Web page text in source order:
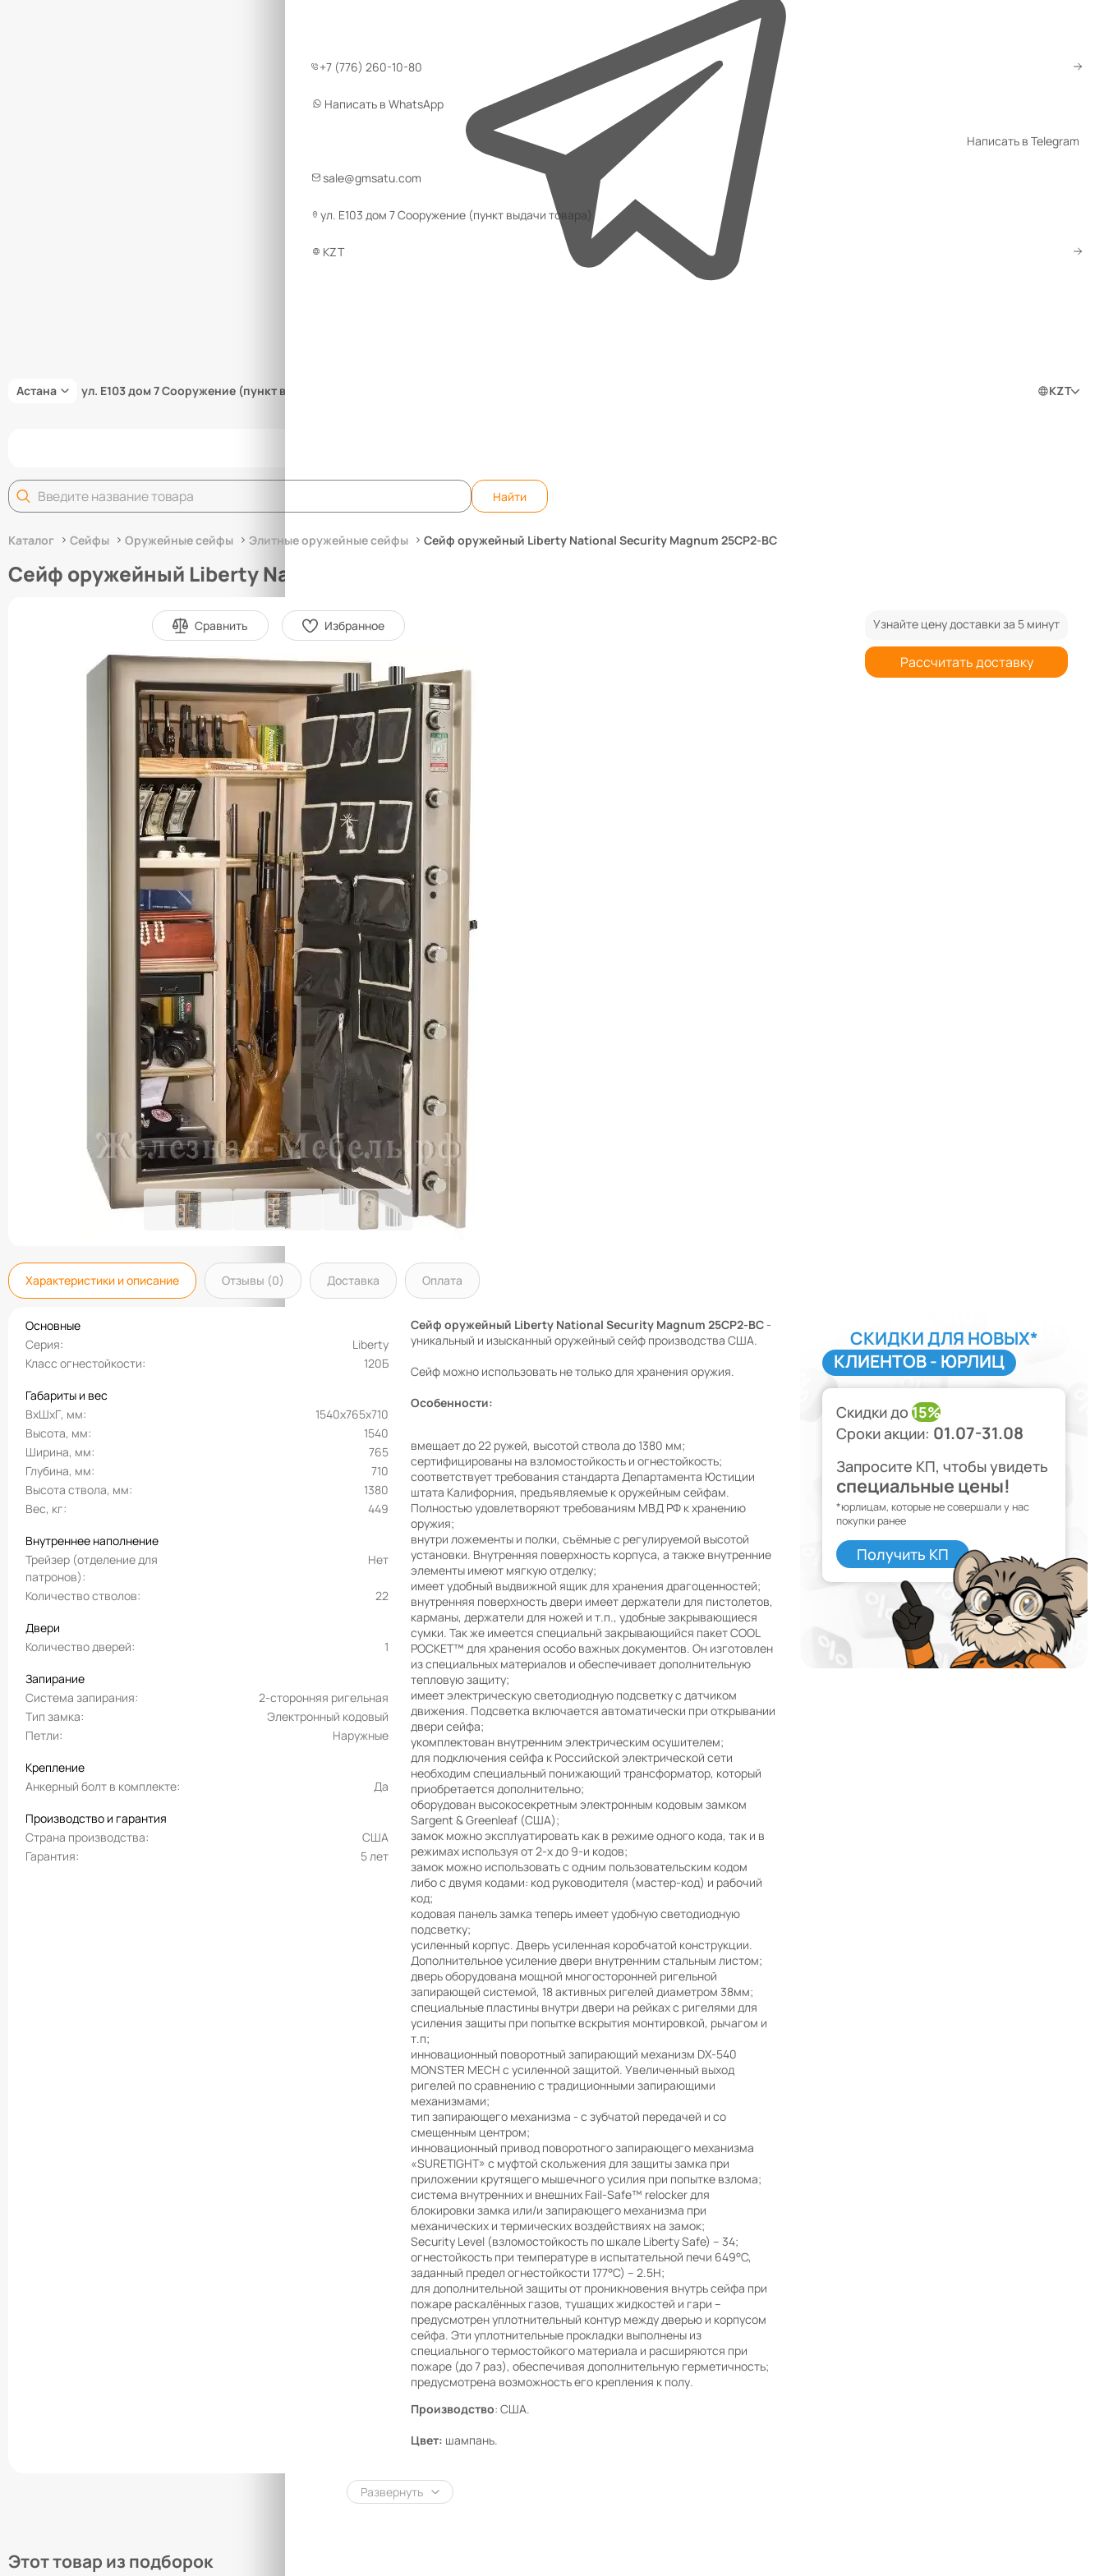
+7 (776) 260-10-80
Написать в WhatsApp
Написать в Telegram
sale@gmsatu.com
ул. Е103 дом 7 Сооружение (пункт выдачи товара)
KZT
Астана ул. Е103 дом 7 Сооружение (пункт выдачи товара) KZT
Найти
Каталог Сейфы Оружейные сейфы Элитные оружейные сейфы Сейф оружейный Liberty National Security Magnum 25CP2-BC
Сейф оружейный Liberty National Security Magnum 25CP2-BC
Сравнить Избранное Узнайте цену доставки за 5 минут
Рассчитать доставку
Характеристики и описание Отзывы (0) Доставка Оплата
Основные
Серия
Liberty
Класс огнестойкости
120Б
Габариты и вес
ВхШхГ, мм
1540х765х710
Высота, мм
1540
Ширина, мм
765
Глубина, мм
710
Высота ствола, мм
1380
Вес, кг
449
Внутреннее наполнение
Трейзер (отделение для
патронов)
Нет
Количество стволов 22
Двери
Количество дверей
1
Запирание
Система запирания
2-сторонняя ригельная
Тип замка
Электронный кодовый
Петли
Наружные
Крепление
Анкерный болт в комплекте
Да
Производство и гарантия
Страна производства
США
Гарантия
5 лет
Cейф оружейный Liberty National Security Magnum 25CP2-BC -
уникальный и изысканный оружейный сейф производства США.
Сейф можно использовать не только для хранения оружия.
Особенности:
вмещает до 22 ружей, высотой ствола до 1380 мм;
сертифицированы на взломостойкость и огнестойкость;
соответствует требования стандарта Департамента Юстиции
штата Калифорния, предъявляемые к оружейным сейфам.
Полностью удовлетворяют требованиям МВД РФ к хранению
оружия;
внутри ложементы и полки, съёмные с регулируемой высотой
установки. Внутренняя поверхность корпуса, а также внутренние
элементы имеют мягкую отделку;
имеет удобный выдвижной ящик для хранения драгоценностей;
внутренняя поверхность двери имеет держатели для пистолетов,
карманы, держатели для ножей и т.п., удобные закрывающиеся
сумки. Так же имеется специальнй закрывающийся пакет COOL
POCKET™ для хранения особо важных документов. Он изготовлен
из специальных материалов и обеспечивает дополнительную
тепловую защиту;
имеет электрическую светодиодную подсветку с датчиком
движения. Подсветка включается автоматически при открывании
двери сейфа;
укомплектован внутренним электрическим осушителем;
для подключения сейфа к Российской электрической сети
необходим специальный понижающий трансформатор, который
приобретается дополнительно;
оборудован высокосекретным электронным кодовым замком
Sargent & Greenleaf (США);
замок можно эксплуатировать как в режиме одного кода, так и в
режимах используя от 2-х до 9-и кодов;
замок можно использовать с одним пользовательским кодом
либо с двумя кодами: код руководителя (мастер-код) и рабочий
код;
кодовая панель замка теперь имеет удобную светодиодную
подсветку;
усиленный корпус. Дверь усиленная коробчатой конструкции.
Дополнительное усиление двери внутренним стальным листом;
дверь оборудована мощной многосторонней ригельной
запирающей системой, 18 активных ригелей диаметром 38мм;
специальные пластины внутри двери на рейках с ригелями для
усиления защиты при попытке вскрытия монтировкой, рычагом и
т.п;
инновационный поворотный запирающий механизм DX-540
MONSTER MECH с усиленной защитой. Увеличенный выход
ригелей по сравнению с традиционными запирающими
механизмами;
тип запирающего механизма - с зубчатой передачей и со
смещенным центром;
инновационный привод поворотного запирающего механизма
«SURETIGHT» с муфтой скольжения для защиты замка при
приложении крутящего мышечного усилия при попытке взлома;
система внутренних и внешних Fail-Safe™ relocker для
блокировки замка или/и запирающего механизма при
механических и термических воздействиях на замок;
Security Level (взломостойкость по шкале Liberty Safe) – 34;
огнестойкость при температуре в испытательной печи 649°C,
заданный предел огнестойкости 177°C) – 2.5H;
для дополнительной защиты от проникновения внутрь сейфа при
пожаре раскалённых газов, тушащих жидкостей и гари –
предусмотрен уплотнительный контур между дверью и корпусом
сейфа. Эти уплотнительные прокладки выполнены из
специального термостойкого материала и расширяются при
пожаре (до 7 раз), обеспечивая дополнительную герметичность;
предусмотрена возможность его крепления к полу.
Производство: США.
Цвет: шампань.
Развернуть
Этот товар из подборок
СКИДКИ ДЛЯ НОВЫХ*
КЛИЕНТОВ - ЮРЛИЦ
Скидки до 15%
Сроки акции: 01.07-31.08
Запросите КП, чтобы увидеть
специальные цены!
*юрлицам, которые не совершали у нас
покупки ранее
Получить КП